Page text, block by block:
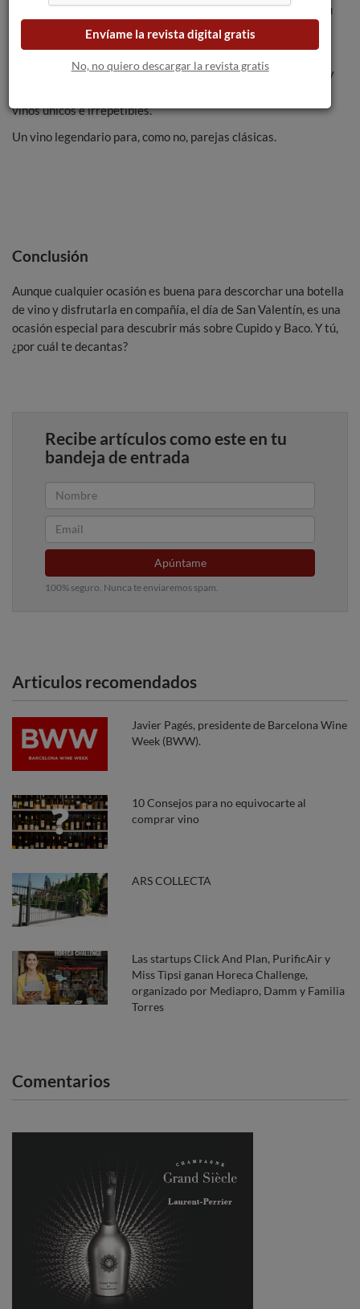
escuchanVega Sicilia, conocen su
significado.
Se trata de uno de los vinos más
reconocidos a nivel internacional, con una historia, tradición y
vinos únicos e irrepetibles.
Un vino legendario para, como no, parejas clásicas.
Conclusión
Aunque cualquier ocasión es buena para descorchar una botella
de vino y disfrutarla en compañía, el día de San Valentín, es una
ocasión especial para descubrir más sobre Cupido y Baco. Y tú,
¿por cuál te decantas?
Recibe artículos como este en tu
bandeja de entrada
Apúntame
100% seguro. Nunca te enviaremos spam.
Articulos recomendados
Javier Pagés, presidente de Barcelona Wine
Week (BWW).
10 Consejos para no equivocarte al
comprar vino
ARS COLLECTA
Las startups Click And Plan, PurificAir y
Miss Tipsi ganan Horeca Challenge,
organizado por Mediapro, Damm y Familia
Torres
Comentarios
Envíame la revista digital gratis
No, no quiero descargar la revista gratis